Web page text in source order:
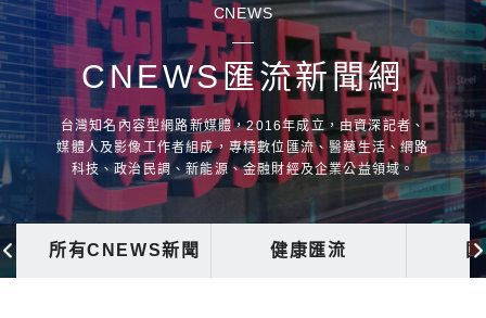
CNEWS
CNEWS匯流新聞網
台灣知名內容型網路新媒體，2016年成立，由資深記者、
媒體人及影像工作者組成，專精數位匯流、醫藥生活、網路
科技、政治民調、新能源、金融財經及企業公益領域。
所有CNEWS新聞 健康匯流